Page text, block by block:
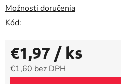
Možnosti doručenia
Kód:
€1,97 / ks
€1,60 bez DPH